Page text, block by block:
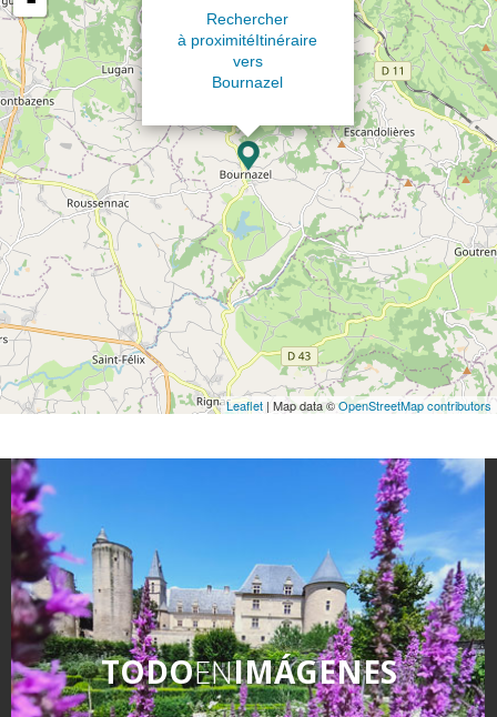
Rechercher
à proximitéItinéraire
vers
Bournazel
Leaflet | Map data ©OpenStreetMap contributors
TODOENIMÁGENES